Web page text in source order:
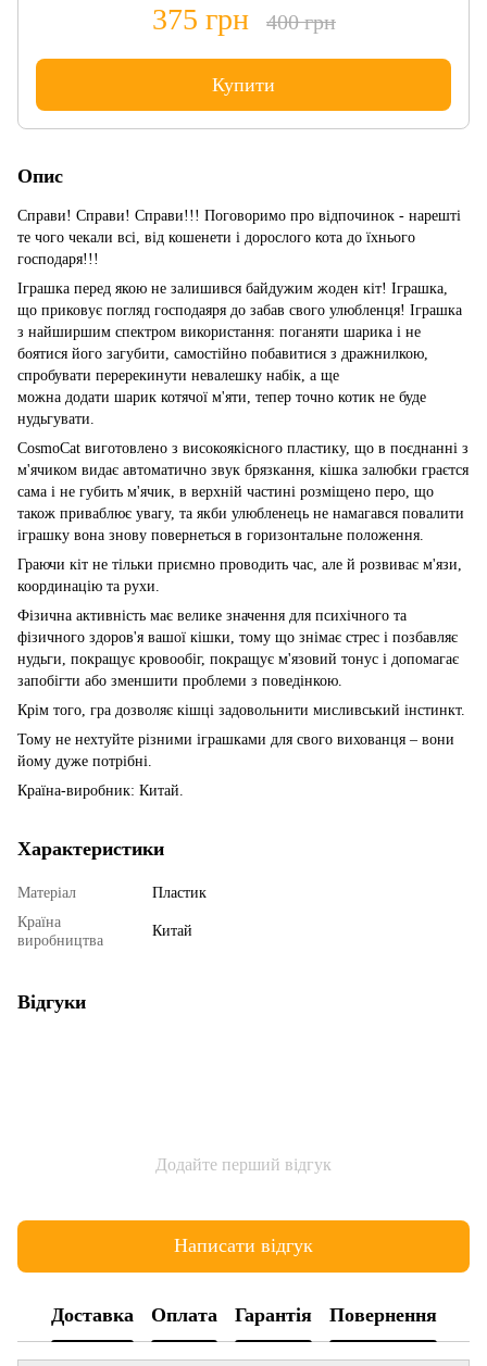
375 грн 400 грн
Купити
Опис
Справи! Справи! Справи!!! Поговоримо про відпочинок - нарешті
те чого чекали всі, від кошенети і дорослого кота до їхнього
господаря!!!
Іграшка перед якою не залишився байдужим жоден кіт! Іграшка,
що приковує погляд господаяря до забав свого улюбленця! Іграшка
з найширшим спектром використання: поганяти шарика і не
боятися його загубити, самостійно побавитися з дражнилкою,
спробувати перерекинути невалешку набік, а ще
можна додати шарик котячої м'яти, тепер точно котик не буде
нудьгувати.
CosmoCat виготовлено з високоякісного пластику, що в поєднанні з
м'ячиком видає автоматично звук брязкання, кішка залюбки граєтся
сама і не губить м'ячик, в верхній частині розміщено перо, що
також приваблює увагу, та якби улюбленець не намагався повалити
іграшку вона знову повернеться в горизонтальне положення.
Граючи кіт не тільки приємно проводить час, але й розвиває м'язи,
координацію та рухи.
Фізична активність має велике значення для психічного та
фізичного здоров'я вашої кішки, тому що знімає стрес і позбавляє
нудьги, покращує кровообіг, покращує м'язовий тонус і допомагає
запобігти або зменшити проблеми з поведінкою.
Крім того, гра дозволяє кішці задовольнити мисливський інстинкт.
Тому не нехтуйте різними іграшками для свого вихованця – вони
йому дуже потрібні.
Країна-виробник: Китай.
Характеристики
Матеріал
Пластик
Країна
виробництва
Китай
Відгуки
Додайте перший відгук
Написати відгук
Доставка Оплата Гарантія Повернення